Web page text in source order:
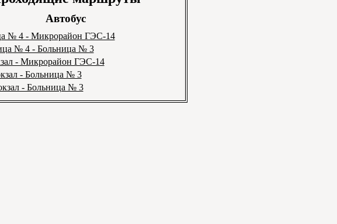
Автобус
№ 4 - Микрорайон ГЭС-14
№ 4 - Больница № 3
- Микрорайон ГЭС-14
- Больница № 3
- Больница № 3